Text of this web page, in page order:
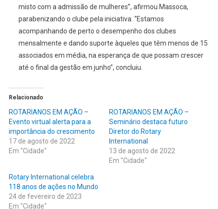
misto com a admissão de mulheres”, afirmou Massoca,
parabenizando o clube pela iniciativa. “Estamos
acompanhando de perto o desempenho dos clubes
mensalmente e dando suporte àqueles que têm menos de 15
associados em média, na esperança de que possam crescer
até o final da gestão em junho”, concluiu.
Relacionado
ROTARIANOS EM AÇÃO –
Evento virtual alerta para a
importância do crescimento
17 de agosto de 2022
Em "Cidade"
ROTARIANOS EM AÇÃO –
Seminário destaca futuro
Diretor do Rotary
International
13 de agosto de 2022
Em "Cidade"
Rotary International celebra
118 anos de ações no Mundo
24 de fevereiro de 2023
Em "Cidade"